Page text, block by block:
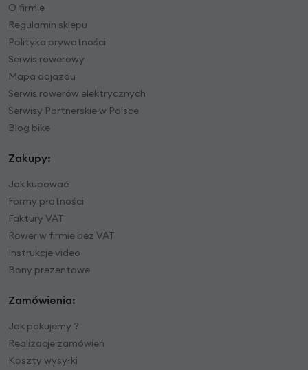
O firmie
Regulamin sklepu
Polityka prywatności
Serwis rowerowy
Mapa dojazdu
Serwis rowerów elektrycznych
Serwisy Partnerskie w Polsce
Blog bike
Zakupy:
Jak kupować
Formy płatności
Faktury VAT
Rower w firmie bez VAT
Instrukcje video
Bony prezentowe
Zamówienia:
Jak pakujemy ?
Realizacje zamówień
Koszty wysyłki